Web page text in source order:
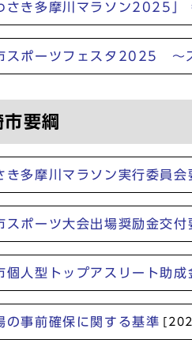
さき多摩川マラソン2025」
スポーツフェスタ2025 ～
市要綱
き多摩川マラソン実行委員会
スポーツ大会出場奨励金交付
個人型トップアスリート助
の事前確保に関する基準